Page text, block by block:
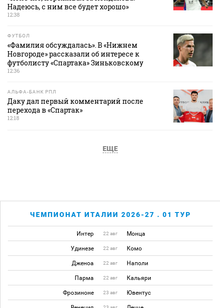
Надеюсь, с ним все будет хорошо»
12:38
ФУТБОЛ
«Фамилия обсуждалась». В «Нижнем
Новгороде» рассказали об интересе к
футболисту «Спартака» Зиньковскому
12:36
АЛЬФА-БАНК РПЛ
Даку дал первый комментарий после
перехода в «Спартак»
12:18
ЕЩЕ
ЧЕМПИОНАТ ИТАЛИИ 2026-27 . 01 ТУР
Интер 22 авг Монца
Удинезе 22 авг Комо
Дженоа 22 авг Наполи
Парма 22 авг Кальяри
Фрозиноне 23 авг Ювентус